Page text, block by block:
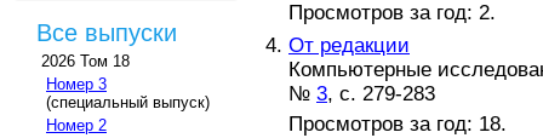
Все выпуски
2026 Том 18
Номер 3
(специальный выпуск)
Номер 2
Просмотров за год: 2.
От редакции
Компьютерные
№ 3, с. 279-283
Просмотров за год: 18.